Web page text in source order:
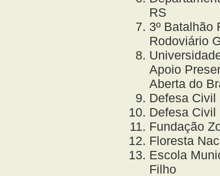
RS
3º Batalhão
Rodoviário
Apoio
Aberta do
Defesa
Defesa Civil
Fundação
Floresta
Escola
Filho